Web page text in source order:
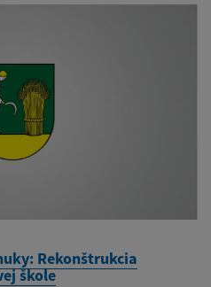
Rekonštrukcia
škole